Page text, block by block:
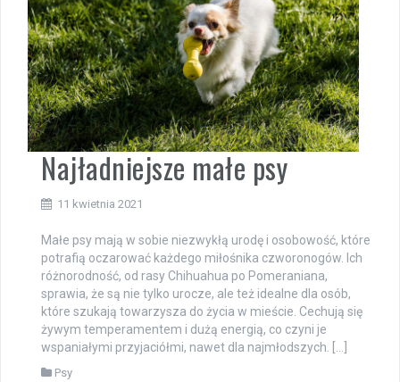
Najładniejsze małe psy
11 kwietnia 2021
Małe psy mają w sobie niezwykłą urodę i osobowość, które
potrafią oczarować każdego miłośnika czworonogów. Ich
różnorodność, od rasy Chihuahua po Pomeraniana,
sprawia, że są nie tylko urocze, ale też idealne dla osób,
które szukają towarzysza do życia w mieście. Cechują się
żywym temperamentem i dużą energią, co czyni je
wspaniałymi przyjaciółmi, nawet dla najmłodszych. […]
Psy